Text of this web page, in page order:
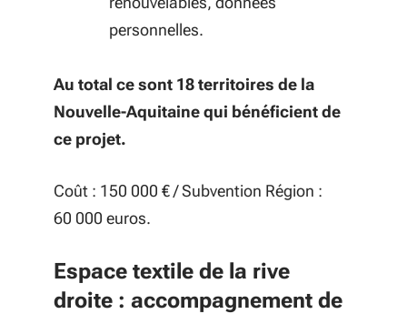
personnelles.
Au total ce sont 18 territoires de la
Nouvelle-Aquitaine qui bénéficient de
ce projet.
Coût : 150 000 € / Subvention Région :
60 000 euros.
Espace textile de la rive
droite : accompagnement de